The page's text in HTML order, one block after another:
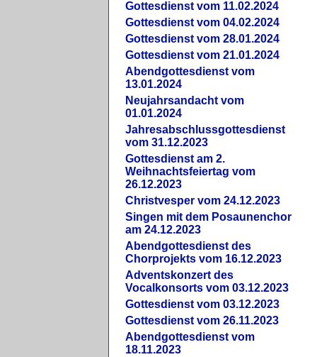
Gottesdienst vom 11.02.2024
Gottesdienst vom 04.02.2024
Gottesdienst vom 28.01.2024
Gottesdienst vom 21.01.2024
Abendgottesdienst vom
13.01.2024
Neujahrsandacht vom
01.01.2024
Jahresabschlussgottesdienst
vom 31.12.2023
Gottesdienst am 2.
Weihnachtsfeiertag vom
26.12.2023
Christvesper vom 24.12.2023
Singen mit dem Posaunenchor
am 24.12.2023
Abendgottesdienst des
Chorprojekts vom 16.12.2023
Adventskonzert des
Vocalkonsorts vom 03.12.2023
Gottesdienst vom 03.12.2023
Gottesdienst vom 26.11.2023
Abendgottesdienst vom
18.11.2023